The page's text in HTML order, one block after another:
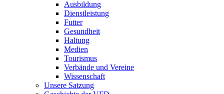
Ausbildung
Dienstleistung
Futter
Gesundheit
Haltung
Medien
Tourismus
Verbände und Vereine
Wissenschaft
Unsere Satzung